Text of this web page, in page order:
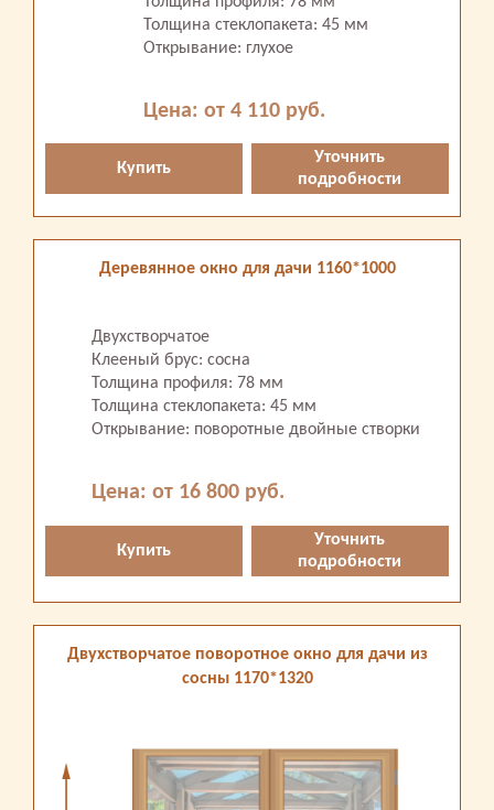
Толщина стеклопакета: 45 мм
Открывание: глухое
Цена: от 4 110 руб.
Купить
Уточнить
подробности
Деревянное окно для дачи 1160*1000
Двухстворчатое
Клееный брус: сосна
Толщина профиля: 78 мм
Толщина стеклопакета: 45 мм
Открывание: поворотные двойные створки
Цена: от 16 800 руб.
Купить
Уточнить
подробности
Двухстворчатое поворотное окно для дачи из
сосны 1170*1320